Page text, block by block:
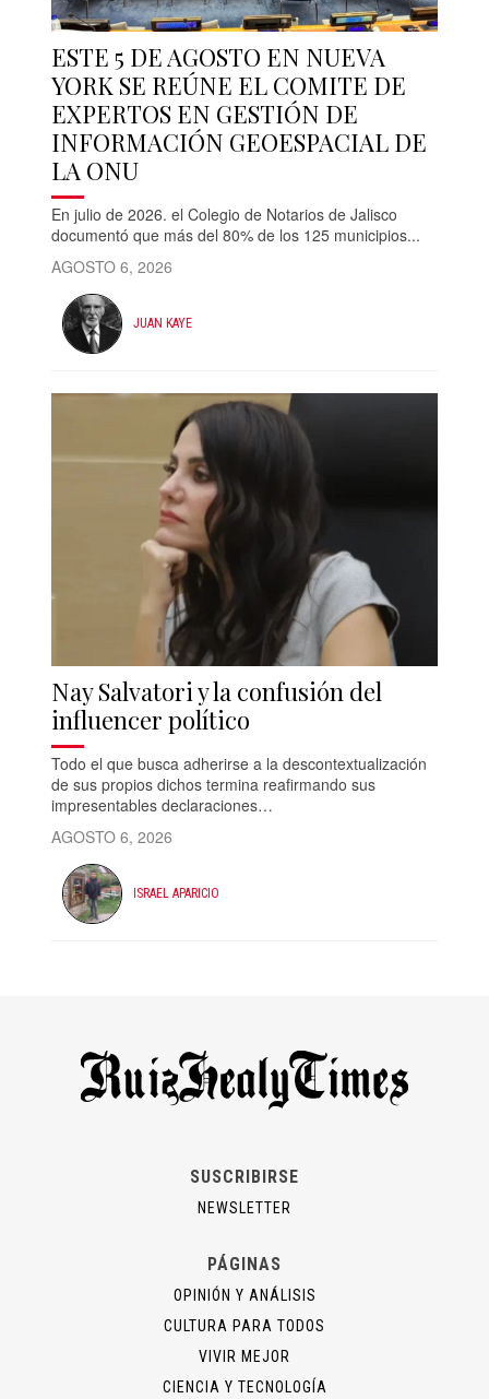
ESTE 5 DE AGOSTO EN NUEVA
YORK SE REÚNE EL COMITE DE
EXPERTOS EN GESTIÓN DE
INFORMACIÓN GEOESPACIAL DE
LA ONU
En julio de 2026. el Colegio de Notarios de Jalisco
documentó que más del 80% de los 125 municipios...
AGOSTO 6, 2026
JUAN KAYE
Nay Salvatori y la confusión del
influencer político
Todo el que busca adherirse a la descontextualización
de sus propios dichos termina reafirmando sus
impresentables declaraciones…
AGOSTO 6, 2026
ISRAEL APARICIO
SUSCRIBIRSE
NEWSLETTER
PÁGINAS
OPINIÓN Y ANÁLISIS
CULTURA PARA TODOS
VIVIR MEJOR
CIENCIA Y TECNOLOGÍA